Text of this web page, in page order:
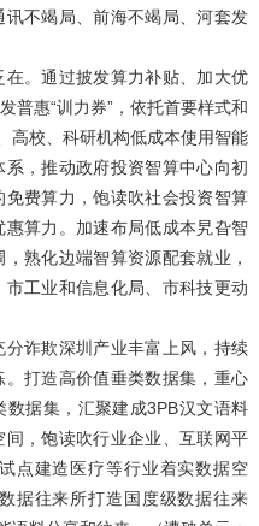
不竭局、前海不竭局、河套发
。通过披发算力补贴、加大优
普惠“训力券”，依托首要样式和
高校、科研机构低成本使用智能
，推动政府投资智算中心向初
费算力，饱读吹社会投资智算
算力。加速布局低成本旯旮智
熟化边端智算资源配套就业，
工业和信息化局、市科技更动
诈欺深圳产业丰富上风，持续
打造高价值垂类数据集，重心
据集，汇聚建成3PB汉文语料
，饱读吹行业企业、互联网平
点建造医疗等行业着实数据空
据往来所打造国度级数据往来